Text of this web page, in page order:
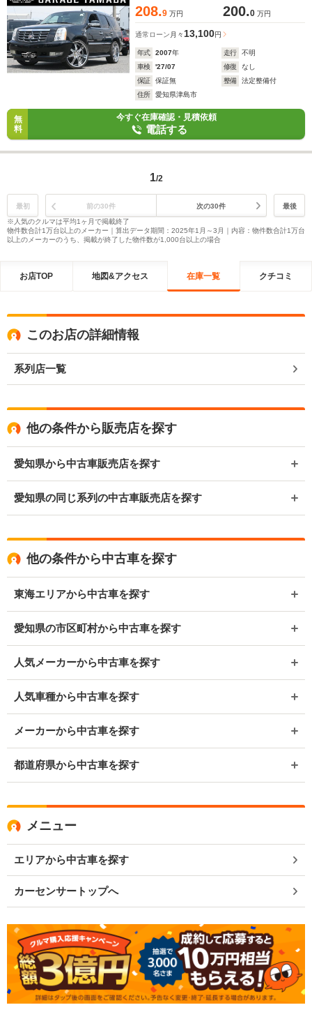
208.9 万円 200.0 万円
通常ローン 月々 13,100円
年式 2007年 走行
不明
車検
'27/07 修復
なし
保証
保証無 整備
法定整備付
住所
愛知県津島市
無
料
今すぐ在庫確認・見積依頼
電話する
1/2
最初 前の30件 次の30件
最後
※人気のクルマは平均1ヶ月で掲載終了
物件数合計1万台以上のメーカー｜算出データ期間：2025年1月～3月｜内容：物件数合計1万台
以上のメーカーのうち、掲載が終了した物件数が1,000台以上の場合
お店TOP 地図&アクセス 在庫一覧 クチコミ
このお店の詳細情報
系列店一覧
他の条件から販売店を探す
愛知県から中古車販売店を探す
愛知県の同じ系列の中古車販売店を探す
他の条件から中古車を探す
東海エリアから中古車を探す
愛知県の市区町村から中古車を探す
人気メーカーから中古車を探す
人気車種から中古車を探す
メーカーから中古車を探す
都道府県から中古車を探す
メニュー
エリアから中古車を探す
カーセンサートップへ